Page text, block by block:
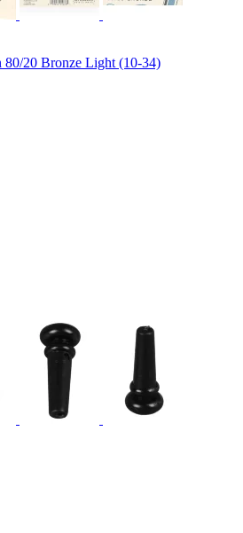
20 Bronze Light (10-34)